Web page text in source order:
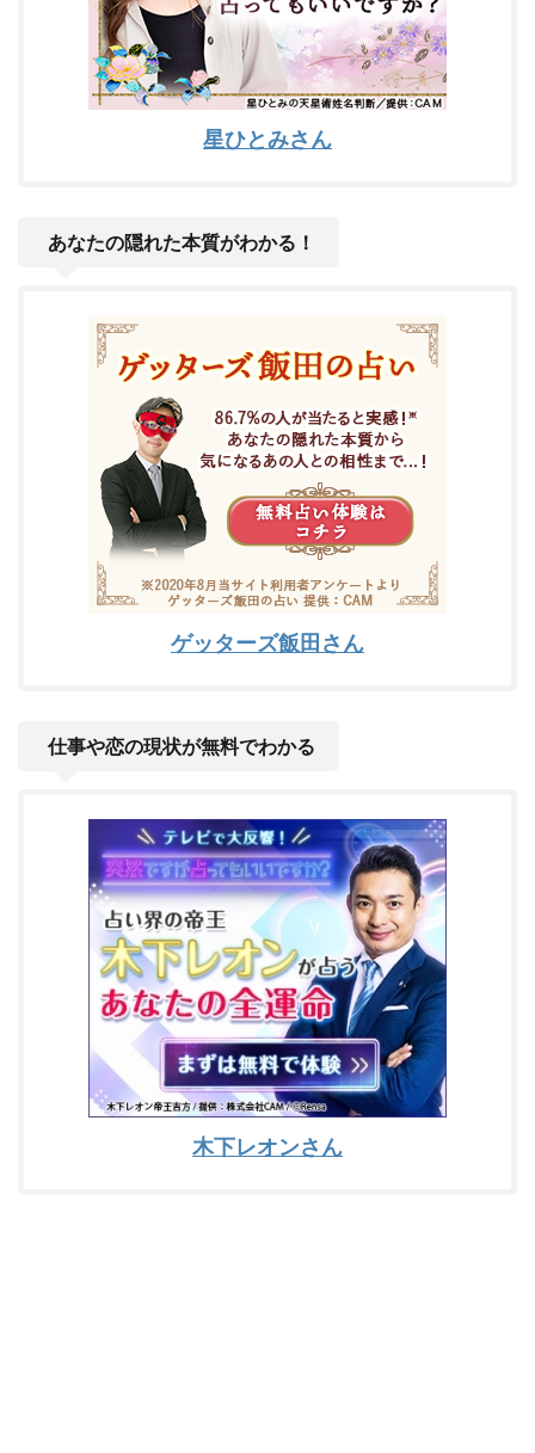
星ひとみさん
あなたの隠れた本質がわかる！
ゲッターズ飯田さん
仕事や恋の現状が無料でわかる
木下レオンさん